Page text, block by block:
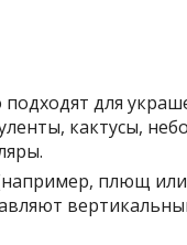
для
кактусы,
плющ или